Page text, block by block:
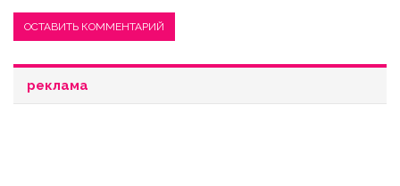
реклама